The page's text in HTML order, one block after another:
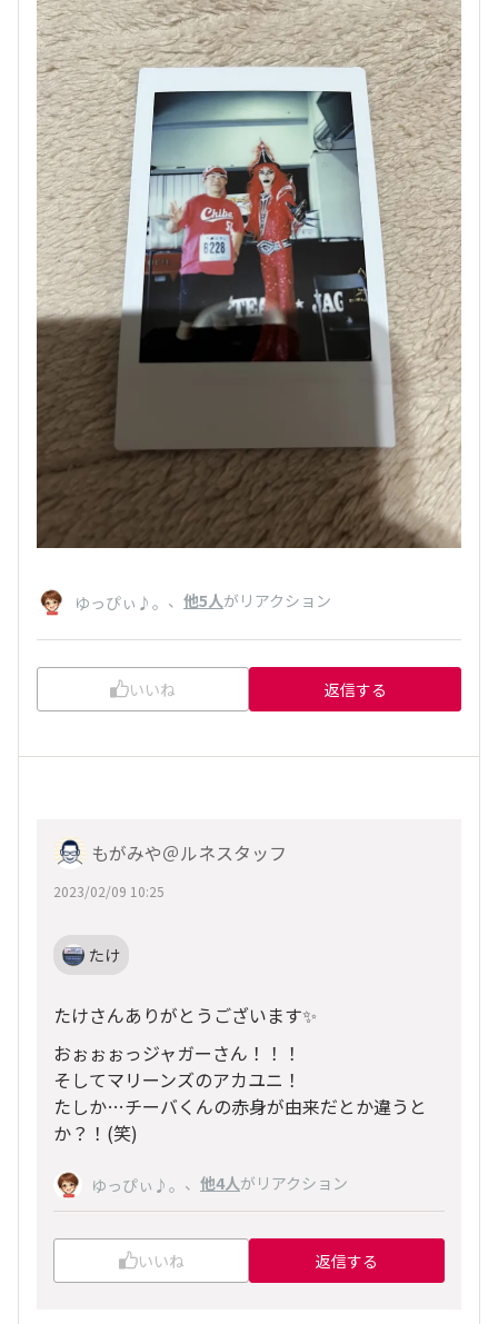
ゆっぴぃ♪。 、 他5人がリアクション
いいね 返信する
もがみや＠ルネスタッフ
2023/02/09 10:25
たけ
たけさんありがとうございます✨
おぉぉぉっジャガーさん！！！
そしてマリーンズのアカユニ！
たしか…チーバくんの赤身が由来だとか違うと
か？！(笑)
ゆっぴぃ♪。 、 他4人がリアクション
いいね 返信する